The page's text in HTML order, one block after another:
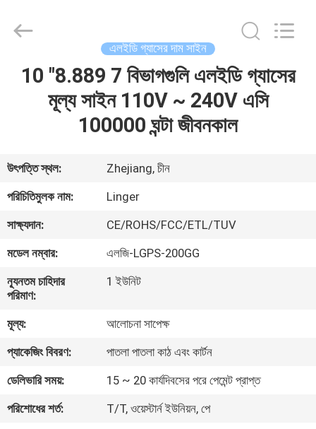
বাড়ি
আমাদের
সম্পর্কে
কারখানা
ভ্রমণ
নিয়ন্ত্রণ
যোগাযোগ
করুন
Technology
Reserved.
এলইডি গ্যাসের দাম সাইন
10 "8.889 7 বিভাগগুলি এলইডি গ্যাসের
মূল্য সাইন 110V ~ 240V এসি
100000 ঘন্টা জীবনকাল
উৎপত্তি স্থল:
Zhejiang, চীন
পরিচিতিমুলক নাম:
Linger
সাক্ষ্যদান:
CE/ROHS/FCC/ETL/TUV
মডেল নম্বার:
এলজি-LGPS-200GG
ন্যূনতম চাহিদার
পরিমাণ:
1 ইউনিট
মূল্য:
আলোচনা সাপেক্ষ
প্যাকেজিং বিবরণ:
পাতলা পাতলা কাঠ এবং কার্টন
ডেলিভারি সময়:
15 ~ 20 কার্যদিবসের পরে পেমেন্ট প্রাপ্ত
পরিশোধের শর্ত:
T/T, ওয়েস্টার্ন ইউনিয়ন, পে